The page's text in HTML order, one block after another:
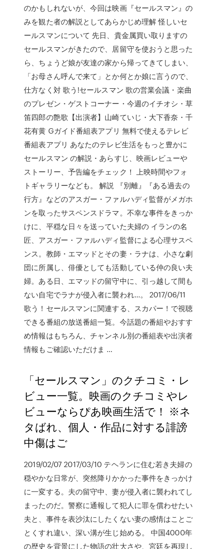
のかもしれないが、今回は映画『セールスマン』の
みを観た者の解説としてあらかじめ理解 怪しいセ
ールスマンについて 先日、貴金属買い取りますの
セールスマンがきたので、居留守を使おうと思った
ら、ちょうど娘が友達の家から帰ってきてしまい、
「お母さん呼んで来て」とか何とか娘に言うので、
仕方なく対 歌う!セールスマン 歌の営業会議・楽曲
のプレゼン・ゲストコーナー・今週のイチオシ・草
笛四郎の艶歌【出演者】山崎ていじ・大下香奈・千
花有黄 Gガイド番組表アプリ 無料で使えるテレビ
番組表アプリ あなたのテレビ生活をもっと豊かに
セールスマン の解説・あらすじ、映画レビューや
ストーリー、予告編をチェック！ 上映時間やフォ
トギャラリーなども。 解説 『別離』『ある過去の
行方』などのアスガー・ファルハディ監督がメガホ
ンを取ったサスペンスドラマ。不幸な事件をきっか
けに、平穏な日々を送っていた夫婦の イランの名
匠、アスガー・ファルハディ監督による心理サスペ
ンス。教師・エマッドとその妻・ラナは、小さな劇
団に所属し、俳優としても活動している仲の良い夫
婦。ある日、エマッドの留守中に、引っ越して間も
ない自宅でラナが侵入者に襲われ…。 2017/06/11
歌う！セールスマンに関連する、スカパー！で視聴
できる番組の放送番組一覧。今話題の番組やおすす
め情報はもちろん、チャンネル別の番組表や出演者
情報もご確認いただけま …
「セールスマン」のクチコミ・レ
ビュー一覧。映画のクチコミやレ
ビューならぴあ映画生活で！ ※ネ
タばれ、個人・作品に対する誹謗
中傷はご
2019/02/07 2017/03/10 テヘランに住む若き夫婦の
穏やかな日常が、突然降りかかった事件をきっかけ
に一変する。夫の留守中、妻が侵入者に襲われてし
まったのだ。警察に通報して犯人に罪を償わせたい
夫と、事件を表沙汰にしたくない妻の感情はことご
とくすれ違い、深い溝が生じ始める。 中国4000年
の歴史を背景にした物語の壮大さや、宮廷を再現し